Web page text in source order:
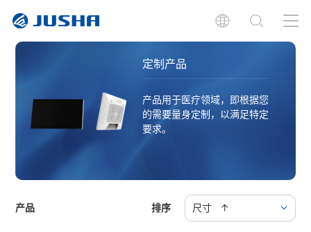
定制产品
产品用于医疗领域，即根据您
的需要量身定制，以满足特定
要求。
产品 排序 尺寸 ↑